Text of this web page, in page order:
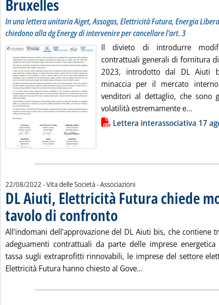
Bruxelles
In una lettera unitaria Aiget, Assogas, Elettricità Futura, Energia
chiedono alla dg Energy di intervenire per cancellare l'art. 3
Il divieto di introdurre
contrattuali generali di fornitura
2023, introdotto dal DL Aiuti
minaccia per il mercato
venditori al dettaglio, che sono
volatilità estremamente e...
Lista allegati PDF alla notiziaLettera interassociativa 17
22/08/2022 - Vita delle Società - Associazioni
DL Aiuti, Elettricità Futura chiede
tavolo di confronto
All'indomani dell'approvazione del DL Aiuti bis, che contiene
adeguamenti contrattuali da parte delle imprese
tassa sugli extraprofitti rinnovabili, le imprese del settore
Elettricità Futura hanno chiesto al Gove...